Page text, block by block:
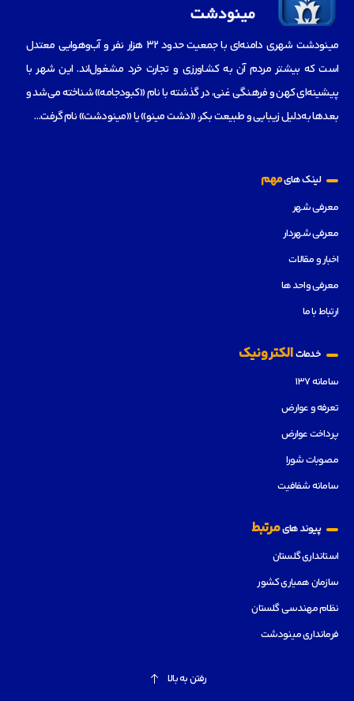
مینودشت شهری دامنه‌ای با جمعیت حدود ۳۲ هزار نفر و آب‌و‌هوایی معتدل
است که بیشتر مردم آن به کشاورزی و تجارت خرد مشغول‌اند. این شهر با
پیشینه‌ای کهن و فرهنگی غنی، در گذشته با نام «کبودجامه» شناخته می‌شد و
بعدها به‌دلیل زیبایی و طبیعت بکر، «دشت مینو» یا «مینودشت» نام گرفت…
لینک هایمهم
معرفی شهر
معرفی شهردار
اخبار و مقالات
معرفی واحد ها
ارتباط با ما
خدماتالکترونیک
سامانه ۱۳۷
تعرفه و عوارض
پرداخت عوارض
مصوبات شورا
سامانه شفافیت
پیوند هایمرتبط
استانداری گلستان
سازمان همیاری کشور
نظام مهندسی گلستان
فرمانداری مینودشت
رفتن به بالا